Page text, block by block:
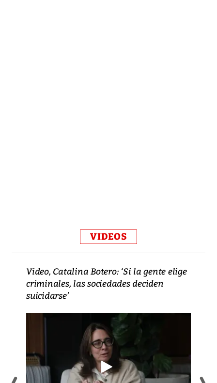
VIDEOS
Video, Catalina Botero: ‘Si la gente elige
criminales, las sociedades deciden
suicidarse’